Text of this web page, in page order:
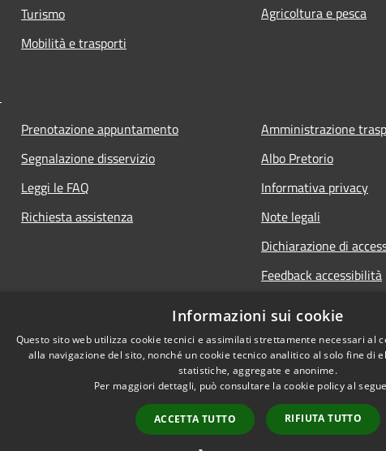
Turismo
Mobilità e trasporti
Agricoltura e pesca
Prenotazione appuntamento
Segnalazione disservizio
Leggi le FAQ
Richiesta assistenza
Amministrazione
Albo Pretorio
Informativa privacy
Note legali
Dichiarazione di
Feedback accessibilità
personali
Copyright © 2026
Informazioni sui cookie
Questo sito web utilizza cookie tecnici e assimilati strettamente necessari al
alla navigazione del sito, nonché un cookie tecnico analitico al solo fine di
statistiche, aggregate e anonime.
Per maggiori dettagli, può consultare la cookie policy al
ACCETTA TUTTO RIFIUTA TUTTO